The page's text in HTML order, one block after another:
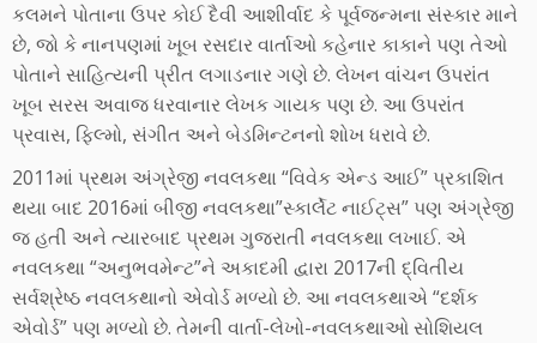
કલમને પોતાના ઉપર કોઈ દૈવી આશીર્વાદ કે પૂર્વજન્મના સંસ્કાર માને
છે, જો કે નાનપણમાં ખૂબ રસદાર વાર્તાઓ કહેનાર કાકાને પણ તેઓ
પોતાને સાહિત્યની પ્રીત લગાડનાર ગણે છે. લેખન વાંચન ઉપરાંત
ખૂબ સરસ અવાજ ધરવાનાર લેખક ગાયક પણ છે. આ ઉપરાંત
પ્રવાસ, ફિલ્મો, સંગીત અને બેડમિન્ટનનો શોખ ધરાવે છે.
2011માં પ્રથમ અંગ્રેજી નવલકથા “વિવેક એન્ડ આઈ” પ્રકાશિત
થયા બાદ 2016માં બીજી નવલકથા”સ્કાર્લેટ નાઈટ્સ” પણ અંગ્રેજી
જ હતી અને ત્યારબાદ પ્રથમ ગુજરાતી નવલકથા લખાઈ. એ
નવલકથા “અનુભવમેન્ટ”ને અકાદમી દ્વારા 2017ની દ્વિતીય
સર્વશ્રેષ્ઠ નવલકથાનો એવોર્ડ મળ્યો છે. આ નવલકથાએ “દર્શક
એવોર્ડ” પણ મળ્યો છે. તેમની વાર્તા-લેખો-નવલકથાઓ સોશિયલ